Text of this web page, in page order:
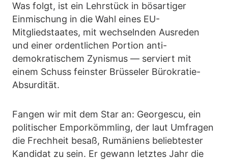
Was folgt, ist ein Lehrstück in bösartiger
Einmischung in die Wahl eines EU-
Mitgliedstaates, mit wechselnden Ausreden
und einer ordentlichen Portion anti-
demokratischem Zynismus — serviert mit
einem Schuss feinster Brüsseler Bürokratie-
Absurdität.
Fangen wir mit dem Star an: Georgescu, ein
politischer Emporkömmling, der laut Umfragen
die Frechheit besaß, Rumäniens beliebtester
Kandidat zu sein. Er gewann letztes Jahr die